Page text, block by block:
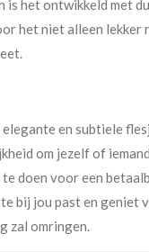
is het ontwikkeld met
het niet alleen lekker
en subtiele
om jezelf of
te doen voor een
bij jou past en geniet
zal omringen.